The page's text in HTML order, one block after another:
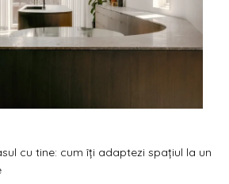
cu tine: cum îți adaptezi spațiul la un